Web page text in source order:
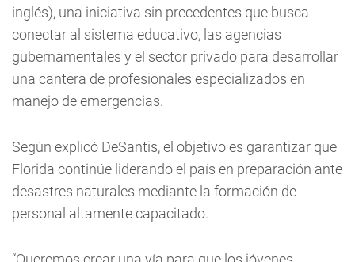
inglés), una iniciativa sin precedentes que busca
conectar al sistema educativo, las agencias
gubernamentales y el sector privado para desarrollar
una cantera de profesionales especializados en
manejo de emergencias.
Según explicó DeSantis, el objetivo es garantizar que
Florida continúe liderando el país en preparación ante
desastres naturales mediante la formación de
personal altamente capacitado.